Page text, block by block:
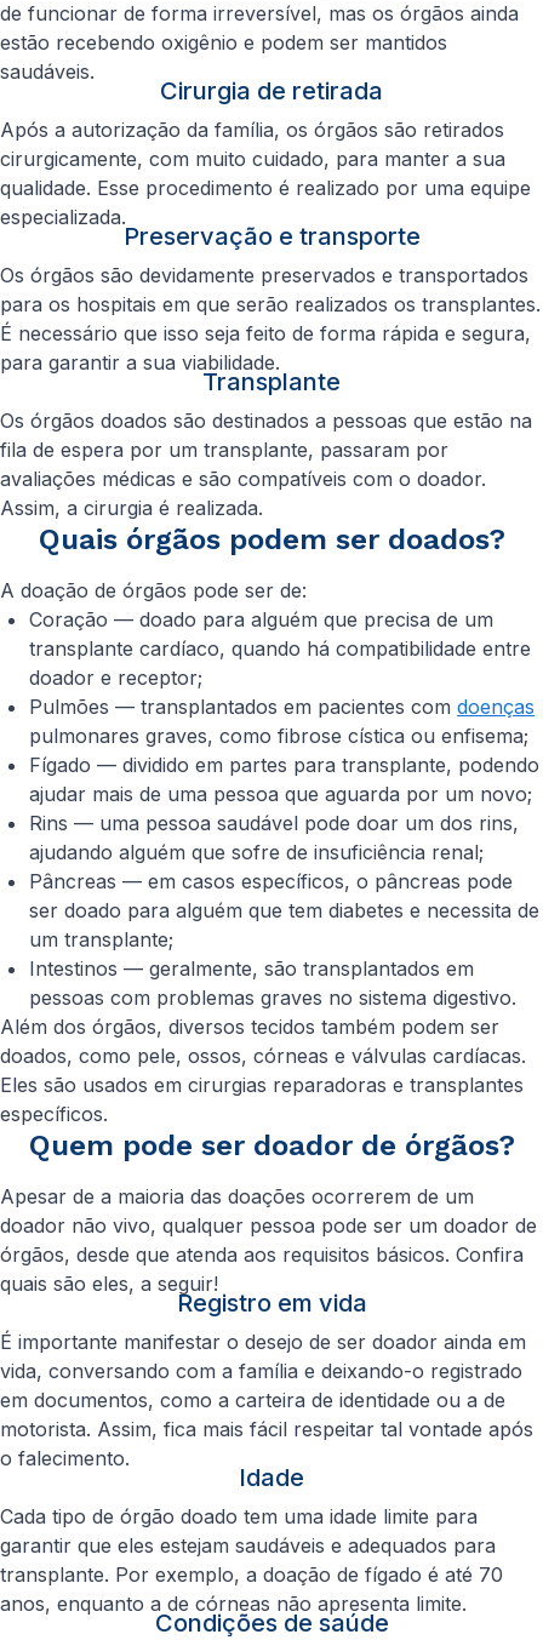
de funcionar de forma irreversível, mas os órgãos ainda
estão recebendo oxigênio e podem ser mantidos
saudáveis.
Cirurgia de retirada
Após a autorização da família, os órgãos são retirados
cirurgicamente, com muito cuidado, para manter a sua
qualidade. Esse procedimento é realizado por uma equipe
especializada.
Preservação e transporte
Os órgãos são devidamente preservados e transportados
para os hospitais em que serão realizados os transplantes.
É necessário que isso seja feito de forma rápida e segura,
para garantir a sua viabilidade.
Transplante
Os órgãos doados são destinados a pessoas que estão na
fila de espera por um transplante, passaram por
avaliações médicas e são compatíveis com o doador.
Assim, a cirurgia é realizada.
Quais órgãos podem ser doados?
A doação de órgãos pode ser de:
Coração — doado para alguém que precisa de um
transplante cardíaco, quando há compatibilidade entre
doador e receptor;
Pulmões — transplantados em pacientes com doenças
pulmonares graves, como fibrose cística ou enfisema;
Fígado — dividido em partes para transplante, podendo
ajudar mais de uma pessoa que aguarda por um novo;
Rins — uma pessoa saudável pode doar um dos rins,
ajudando alguém que sofre de insuficiência renal;
Pâncreas — em casos específicos, o pâncreas pode
ser doado para alguém que tem diabetes e necessita de
um transplante;
Intestinos — geralmente, são transplantados em
pessoas com problemas graves no sistema digestivo.
Além dos órgãos, diversos tecidos também podem ser
doados, como pele, ossos, córneas e válvulas cardíacas.
Eles são usados em cirurgias reparadoras e transplantes
específicos.
Quem pode ser doador de órgãos?
Apesar de a maioria das doações ocorrerem de um
doador não vivo, qualquer pessoa pode ser um doador de
órgãos, desde que atenda aos requisitos básicos. Confira
quais são eles, a seguir!
Registro em vida
É importante manifestar o desejo de ser doador ainda em
vida, conversando com a família e deixando-o registrado
em documentos, como a carteira de identidade ou a de
motorista. Assim, fica mais fácil respeitar tal vontade após
o falecimento.
Idade
Cada tipo de órgão doado tem uma idade limite para
garantir que eles estejam saudáveis e adequados para
transplante. Por exemplo, a doação de fígado é até 70
anos, enquanto a de córneas não apresenta limite.
Condições de saúde